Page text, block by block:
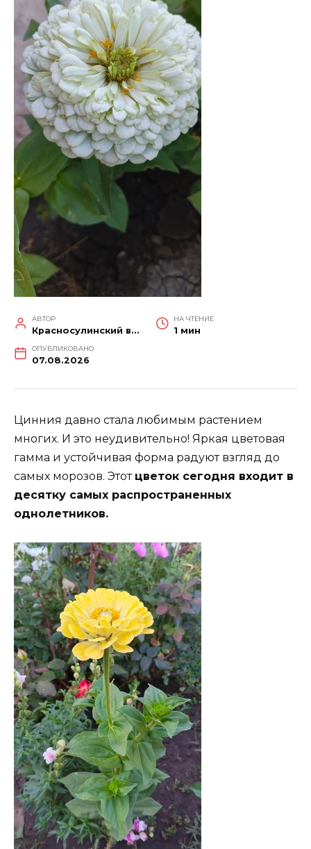
АВТОР
Красносулинский вестник
НА ЧТЕНИЕ
1 мин
ОПУБЛИКОВАНО
07.08.2026
Цинния давно стала любимым растением
многих. И это неудивительно! Яркая цветовая
гамма и устойчивая форма радуют взгляд до
самых морозов. Этот цветок сегодня входит в
десятку самых распространенных
однолетников.